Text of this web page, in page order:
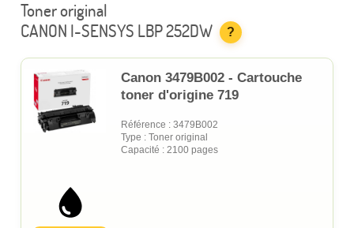
Toner original
CANON I-SENSYS LBP 252DW
?
Canon 3479B002 - Cartouche
toner d'origine 719
Référence : 3479B002
Type : Toner original
Capacité : 2100 pages